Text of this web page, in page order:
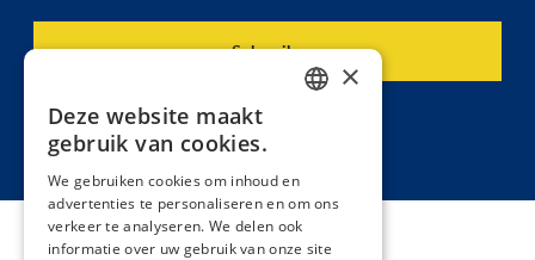
×
Deze website maakt
gebruik van cookies.
We gebruiken cookies om inhoud en
advertenties te personaliseren en om ons
verkeer te analyseren. We delen ook
informatie over uw gebruik van onze site